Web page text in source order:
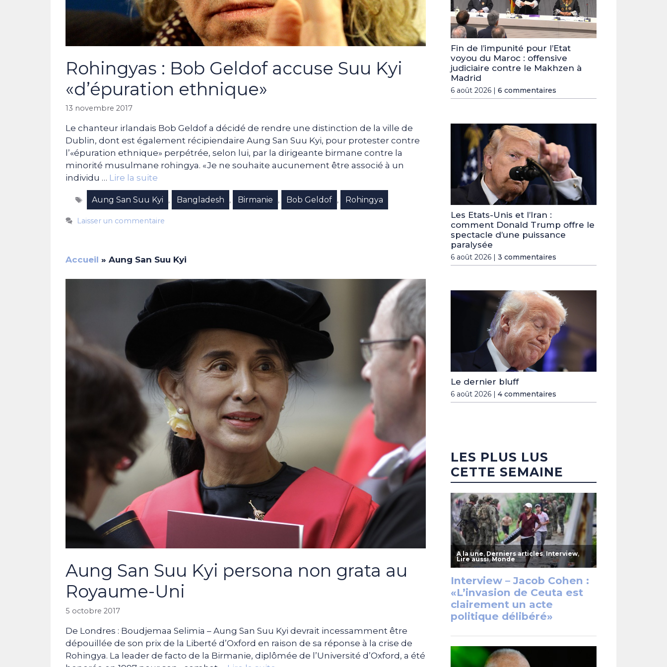
Rohingyas : Bob Geldof accuse Suu Kyi
«d’épuration ethnique»
13 novembre 2017
Le chanteur irlandais Bob Geldof a décidé de rendre une distinction de la ville de
Dublin, dont est également récipiendaire Aung San Suu Kyi, pour protester contre
l’«épuration ethnique» perpétrée, selon lui, par la dirigeante birmane contre la
minorité musulmane rohingya. «Je ne souhaite aucunement être associé à un
individu … Lire la suite
Étiquettes
Aung San Suu Kyi , Bangladesh , Birmanie , Bob Geldof , Rohingya
Laisser un commentaire
Accueil » Aung San Suu Kyi
Aung San Suu Kyi persona non grata au
Royaume-Uni
5 octobre 2017
De Londres : Boudjemaa Selimia – Aung San Suu Kyi devrait incessamment être
dépouillée de son prix de la Liberté d’Oxford en raison de sa réponse à la crise de
Rohingya. La leader de facto de la Birmanie, diplômée de l’Université d’Oxford, a été
Fin de l’impunité pour l’Etat
voyou du Maroc : offensive
judiciaire contre le Makhzen à
Madrid
6 août 2026 | 6 commentaires
Les Etats-Unis et l’Iran :
comment Donald Trump offre le
spectacle d’une puissance
paralysée
6 août 2026 | 3 commentaires
Le dernier bluff
6 août 2026 | 4 commentaires
LES PLUS LUS
CETTE SEMAINE